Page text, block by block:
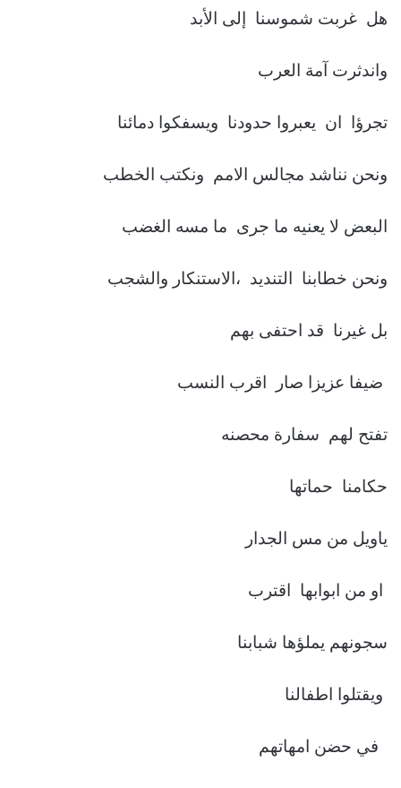
هل غربت شموسنا إلى الأبد
واندثرت آمة العرب
تجرؤا ان يعبروا حدودنا ويسفكوا دمائنا
ونحن نناشد مجالس الامم ونكتب الخطب
البعض لا يعنيه ما جرى ما مسه الغضب
ونحن خطابنا التنديد ،الاستنكار والشجب
بل غيرنا قد احتفى بهم
ضيفا عزيزا صار اقرب النسب
تفتح لهم سفارة محصنه
حكامنا حماتها
ياويل من مس الجدار
او من ابوابها اقترب
سجونهم يملؤها شبابنا
ويقتلوا اطفالنا
في حضن امهاتهم